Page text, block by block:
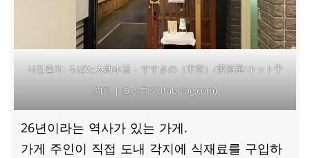
사진출처: ろばた大助本店 – すすきの（市営）/居酒屋/ネット予
約可 | 食べログ (tabelog.com)
26년이라는 역사가 있는 가게.
가게 주인이 직접 도내 각지에 식재료를 구입하